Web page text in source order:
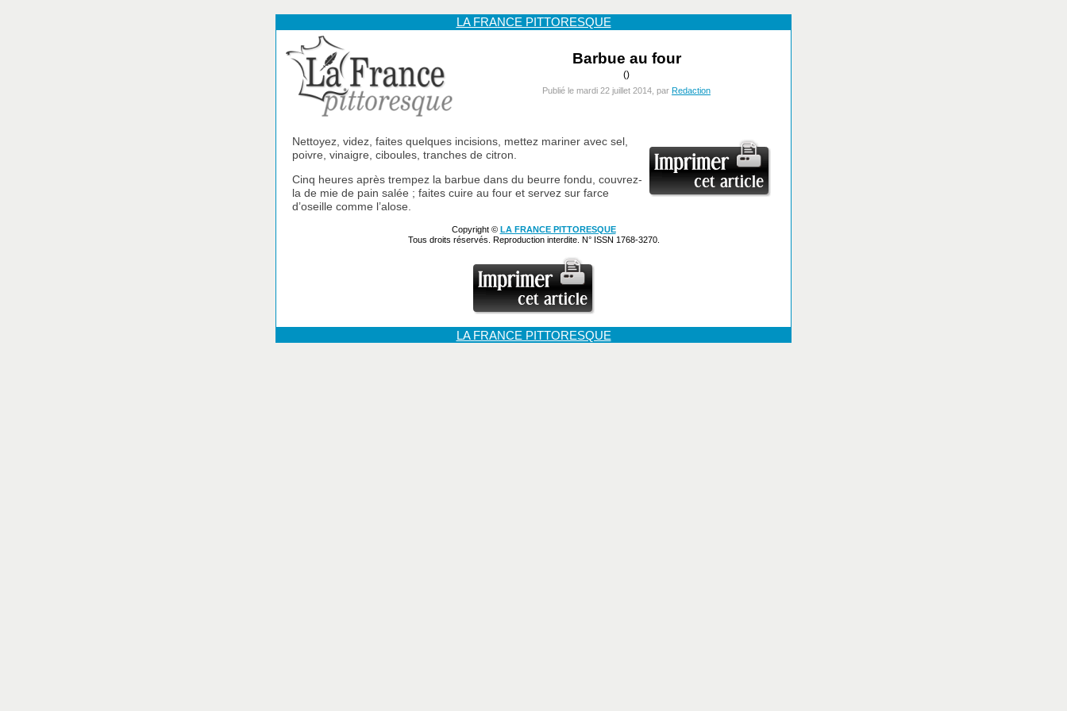
LA FRANCE PITTORESQUE
Barbue au four
()
Publié le mardi 22 juillet 2014, par Redaction
Nettoyez, videz, faites quelques incisions, mettez mariner avec sel,
poivre, vinaigre, ciboules, tranches de citron.
Cinq heures après trempez la barbue dans du beurre fondu, couvrez-
la de mie de pain salée ; faites cuire au four et servez sur farce
d’oseille comme l’alose.
Copyright © LA FRANCE PITTORESQUE
Tous droits réservés. Reproduction interdite. N° ISSN 1768-3270.
LA FRANCE PITTORESQUE